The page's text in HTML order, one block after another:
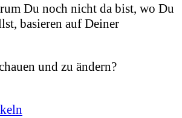
Du noch nicht da bist, wo Du
basieren auf Deiner
und zu ändern?